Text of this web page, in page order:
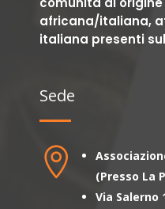
africana/italiana,
italiana presenti
Sede

(Presso La
Via Salerno